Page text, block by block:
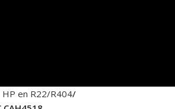
HP en R22/R404